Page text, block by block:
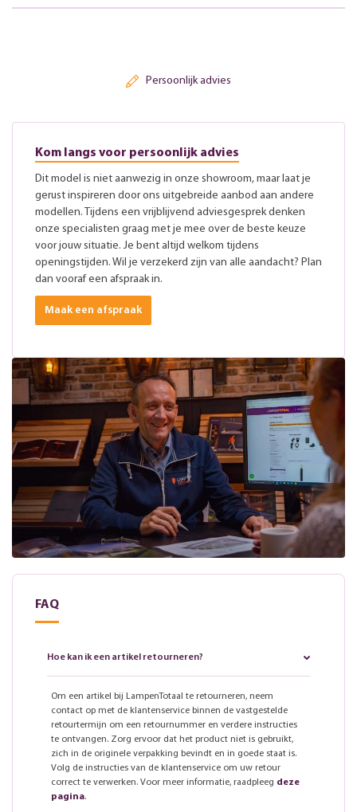
Persoonlijk advies
Kom langs voor persoonlijk advies
Dit model is niet aanwezig in onze showroom, maar laat je
gerust inspireren door ons uitgebreide aanbod aan andere
modellen. Tijdens een vrijblijvend adviesgesprek denken
onze specialisten graag met je mee over de beste keuze
voor jouw situatie. Je bent altijd welkom tijdens
openingstijden. Wil je verzekerd zijn van alle aandacht? Plan
dan vooraf een afspraak in.
Maak een afspraak
FAQ
Hoe kan ik een artikel retourneren?
Om een artikel bij LampenTotaal te retourneren, neem
contact op met de klantenservice binnen de vastgestelde
retourtermijn om een retournummer en verdere instructies
te ontvangen. Zorg ervoor dat het product niet is gebruikt,
zich in de originele verpakking bevindt en in goede staat is.
Volg de instructies van de klantenservice om uw retour
correct te verwerken. Voor meer informatie, raadpleeg deze
pagina.